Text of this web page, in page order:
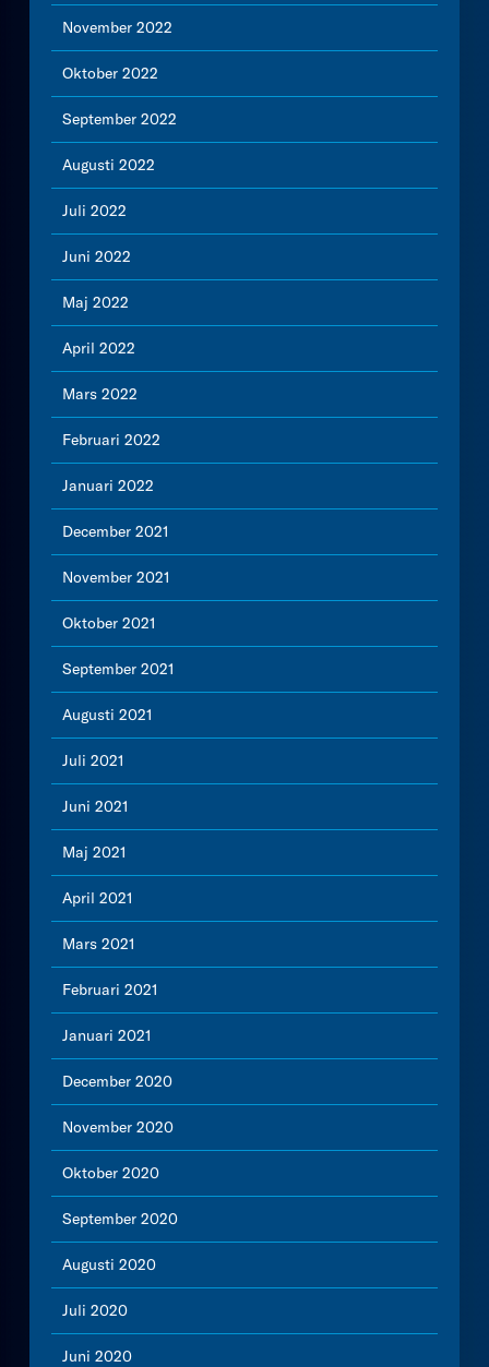
November 2022
Oktober 2022
September 2022
Augusti 2022
Juli 2022
Juni 2022
Maj 2022
April 2022
Mars 2022
Februari 2022
Januari 2022
December 2021
November 2021
Oktober 2021
September 2021
Augusti 2021
Juli 2021
Juni 2021
Maj 2021
April 2021
Mars 2021
Februari 2021
Januari 2021
December 2020
November 2020
Oktober 2020
September 2020
Augusti 2020
Juli 2020
Juni 2020